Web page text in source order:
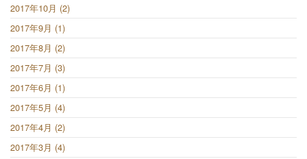
2017年10月 (2)
2017年9月 (1)
2017年8月 (2)
2017年7月 (3)
2017年6月 (1)
2017年5月 (4)
2017年4月 (2)
2017年3月 (4)